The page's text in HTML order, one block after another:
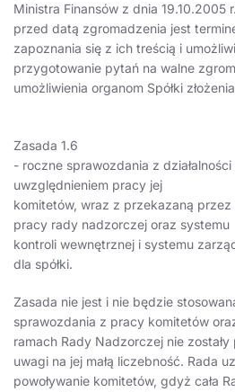
Ministra Finansów z dnia 19.10.2005
przed datą zgromadzenia jest
zapoznania się z ich treścią i
przygotowanie pytań na walne
umożliwienia organom Spółki
Zasada 1.6
- roczne sprawozdania z
uwzględnieniem pracy jej
komitetów, wraz z przekazaną
pracy rady nadzorczej oraz systemu
kontroli wewnętrznej i systemu
dla spółki.
Zasada nie jest i nie będzie
sprawozdania z pracy komitetów
ramach Rady Nadzorczej nie zostały
uwagi na jej małą liczebność. Rada
powoływanie komitetów, gdyż cała